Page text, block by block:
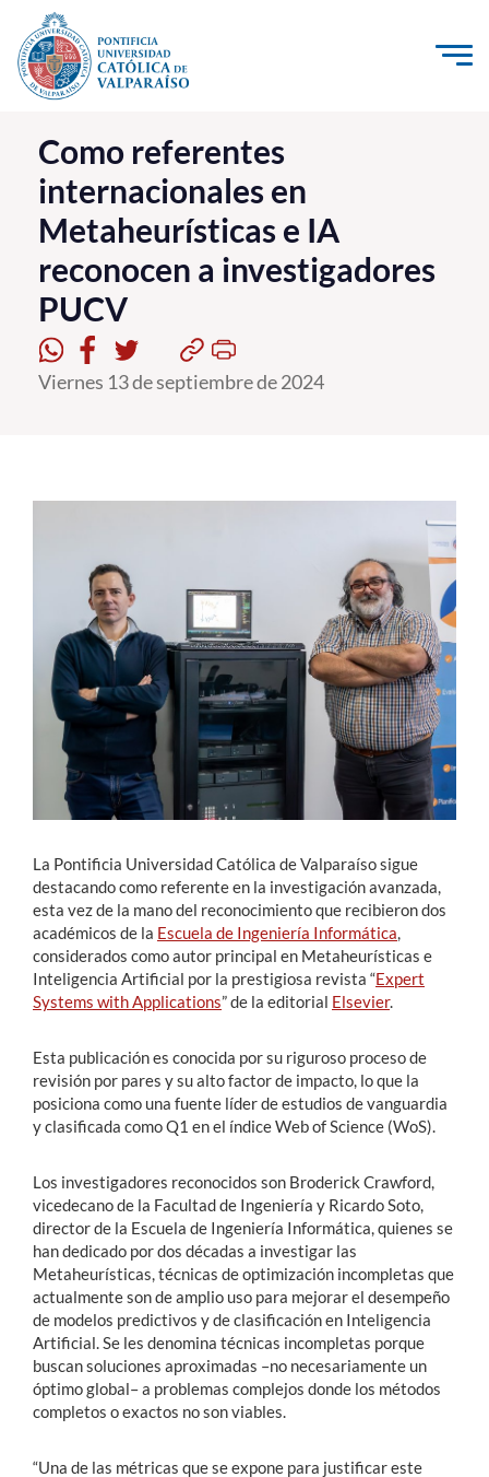
Click acá para ir directamente al contenido
La Universidad
Investigación, Creación e Innovación
PUCV Internacional
Vinculación con el Medio
Admisión
Pregrado
Académicos
Funcionarios
Alumni
English
Como referentes
internacionales en
Metaheurísticas e IA
reconocen a investigadores
PUCV
Viernes 13 de septiembre de 2024
La Pontificia Universidad Católica de Valparaíso sigue
destacando como referente en la investigación avanzada,
esta vez de la mano del reconocimiento que recibieron dos
académicos de la Escuela de Ingeniería Informática
considerados como autor principal en Metaheurísticas e
Inteligencia Artificial por la prestigiosa revista “Expert
Systems with Applications” de la editorial Elsevier.
Esta publicación es conocida por su riguroso proceso de
revisión por pares y su alto factor de impacto, lo que la
posiciona como una fuente líder de estudios de vanguardia
y clasificada como Q1 en el índice Web of Science (WoS).
Los investigadores reconocidos son Broderick Crawford,
vicedecano de la Facultad de Ingeniería y Ricardo Soto,
director de la Escuela de Ingeniería Informática, quienes se
han dedicado por dos décadas a investigar las
Metaheurísticas, técnicas de optimización incompletas que
actualmente son de amplio uso para mejorar el desempeño
de modelos predictivos y de clasificación en Inteligencia
Artificial. Se les denomina técnicas incompletas porque
buscan soluciones aproximadas –no necesariamente un
óptimo global– a problemas complejos donde los métodos
completos o exactos no son viables.
“Una de las métricas que se expone para justificar este